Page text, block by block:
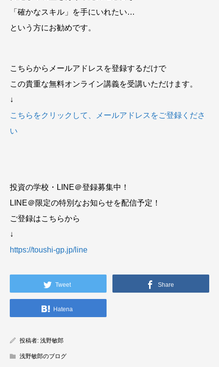
「確かなスキル」を手にいれたい…
という方にお勧めです。
こちらからメールアドレスを登録するだけで
この貴重な無料オンライン講義を受講いただけます。
↓
こちらをクリックして、メールアドレスをご登録くださ
い
投資の学校・LINE＠登録募集中！
LINE＠限定の特別なお知らせを配信予定！
ご登録はこちらから
↓
https://toushi-gp.jp/line
Tweet Share
Hatena
投稿者: 浅野敏郎
浅野敏郎のブログ